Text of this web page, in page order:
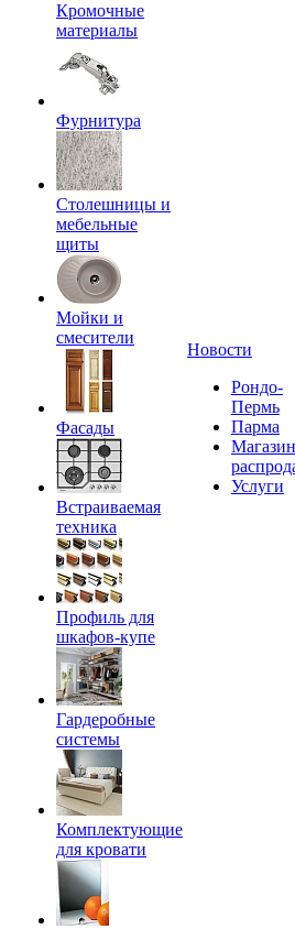
Кромочные
материалы
Фурнитура
Столешницы и
мебельные
щиты
Мойки и
смесители
Фасады
Встраиваемая
техника
Профиль для
шкафов-купе
Гардеробные
системы
Комплектующие
для кровати
Новости
Рондо-
Пермь
Парма
Магазин
Услуги